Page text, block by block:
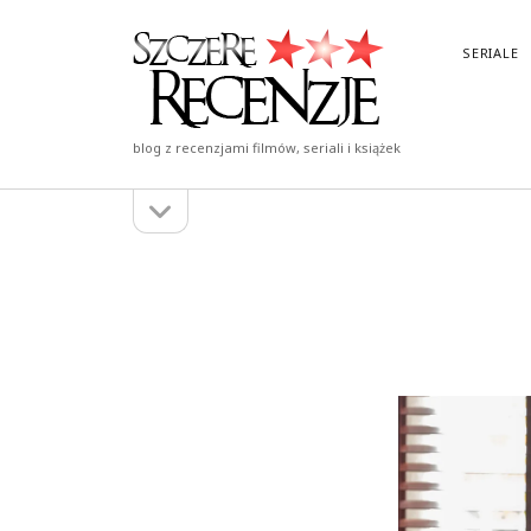
Szczere
Recenzje
blog z recenzjami filmów, seriali i książek
SERIALE
pasek